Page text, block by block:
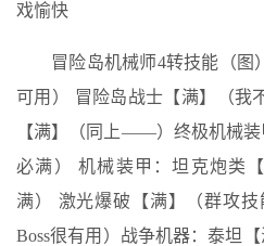
戏愉快
冒险岛机械师4转技能（
可用） 冒险岛战士【满】（我
【满】（同上——）终极机械装
必满） 机械装甲：坦克炮类
满） 激光爆破【满】（群攻
Boss很有用）战争机器：泰坦